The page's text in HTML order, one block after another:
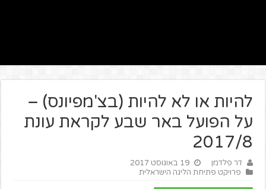
להיות או לא להיות (בצ'מפיונס) –
על הפועל באר שבע לקראת עונת
2017/8
דר פלדמן
19 באוגוסט 2017
פרויקט פתיחת הליגה הישראלית